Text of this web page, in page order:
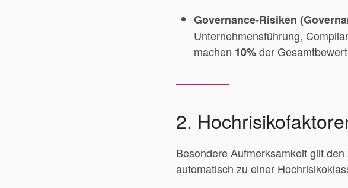
Governance-Risiken
Unternehmensführung,
machen 10%der
2.
Besondere Aufmerksamkeit gilt
automatisch zu einer